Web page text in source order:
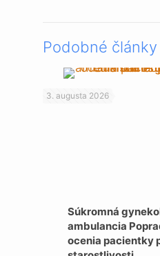
Podobné články
3. augusta 2026
Súkromná
ambulancia
ocenia pacientky